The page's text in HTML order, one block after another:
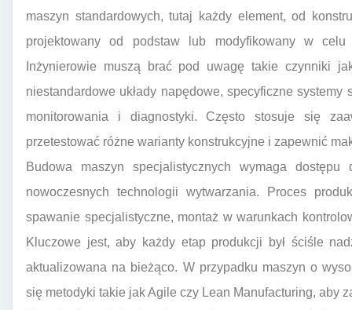
maszyn standardowych, tutaj każdy element, od
projektowany od podstaw lub modyfikowany w celu
Inżynierowie muszą brać pod uwagę takie czynniki
niestandardowe układy napędowe, specyficzne
monitorowania i diagnostyki. Często stosuje się
przetestować różne warianty konstrukcyjne i zapewnić
Budowa maszyn specjalistycznych wymaga
nowoczesnych technologii wytwarzania. Proces
spawanie specjalistyczne, montaż w warunkach
Kluczowe jest, aby każdy etap produkcji był ściśle
aktualizowana na bieżąco. W przypadku maszyn o
się metodyki takie jak Agile czy Lean Manufacturing, aby